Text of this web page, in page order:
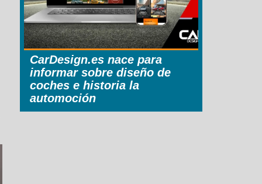
CarDesign.es nace para
informar sobre diseño de
coches e historia la
automoción